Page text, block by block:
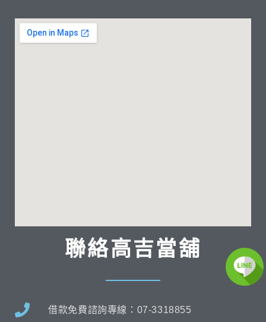
聯絡高吉當舖
借款免費諮詢專線：07-3318855